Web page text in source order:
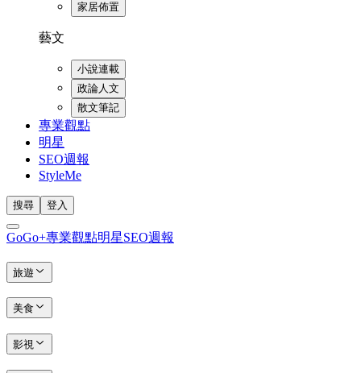
家居佈置
藝文
小說連載
政論人文
散文筆記
專業觀點
明星
SEO週報
StyleMe
搜尋 登入
GoGo+專業觀點明星SEO週報
旅遊
美食
影視